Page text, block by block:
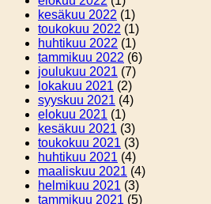
kesäkuu 2022 (1)
toukokuu 2022 (1)
huhtikuu 2022 (1)
tammikuu 2022 (6)
joulukuu 2021 (7)
lokakuu 2021 (2)
syyskuu 2021 (4)
elokuu 2021 (1)
kesäkuu 2021 (3)
toukokuu 2021 (3)
huhtikuu 2021 (4)
maaliskuu 2021 (4)
helmikuu 2021 (3)
tammikuu 2021 (5)